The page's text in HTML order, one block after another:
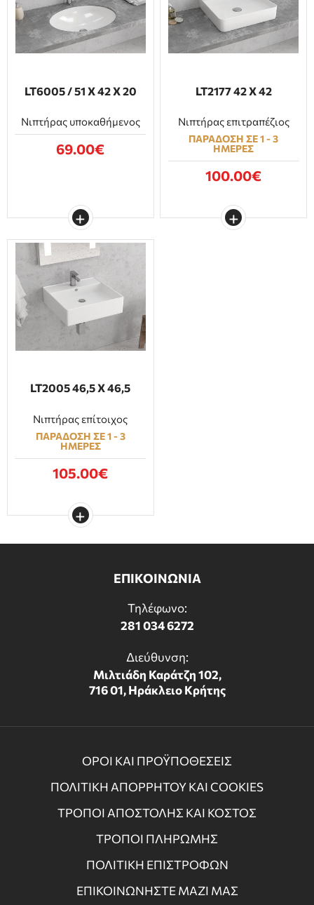
LT6005 / 51 Χ 42 Χ 20
Νιπτήρας υποκαθήμενος
69.00€
LT2177 42 Χ 42
Νιπτήρας επιτραπέζιος
ΠΑΡΑΔΟΣΗ ΣΕ 1 - 3
ΗΜΕΡΕΣ
100.00€
LT2005 46,5 Χ 46,5
Νιπτήρας επίτοιχος
ΠΑΡΑΔΟΣΗ ΣΕ 1 - 3
ΗΜΕΡΕΣ
105.00€
ΕΠΙΚΟΙΝΩΝΙΑ
Τηλέφωνο:
281 034 6272
Διεύθυνση:
Μιλτιάδη Καράτζη 102,
716 01, Ηράκλειο Κρήτης
ΟΡΟΙ ΚΑΙ ΠΡΟΫΠΟΘΕΣΕΙΣ
ΠΟΛΙΤΙΚΗ ΑΠΟΡΡΗΤΟΥ ΚΑΙ COOKIES
ΤΡΟΠΟΙ ΑΠΟΣΤΟΛΗΣ ΚΑΙ ΚΟΣΤΟΣ
ΤΡΟΠΟΙ ΠΛΗΡΩΜΗΣ
ΠΟΛΙΤΙΚΗ ΕΠΙΣΤΡΟΦΩΝ
ΕΠΙΚΟΙΝΩΝΗΣΤΕ ΜΑΖΙ ΜΑΣ